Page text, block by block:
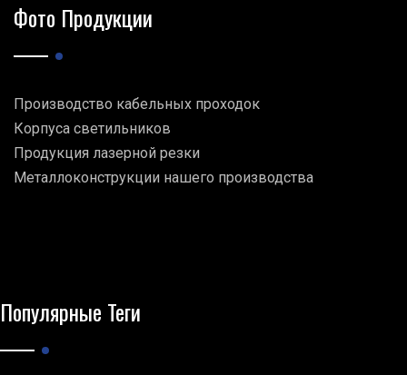
Фото Продукции
Производство кабельных проходок
Корпуса светильников
Продукция лазерной резки
Металлоконструкции нашего производства
Популярные Теги